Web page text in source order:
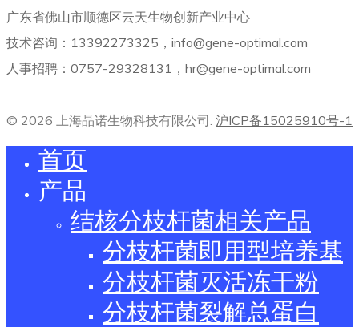
广东省佛山市顺德区云天生物创新产业中心
技术咨询：13392273325，info@gene-optimal.com
人事招聘：0757-29328131，hr@gene-optimal.com
© 2026 上海晶诺生物科技有限公司. 沪ICP备15025910号-1
首页
产品
结核分枝杆菌相关产品
分枝杆菌即用型培养基
分枝杆菌灭活冻干粉
分枝杆菌裂解总蛋白